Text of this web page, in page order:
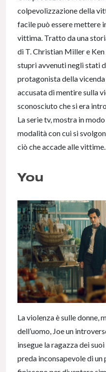
colpevolizzazione della
facile può essere mettere
vittima. Tratto da una
di T. Christian Miller e
stupri avvenuti negli stati
protagonista della vicenda
accusata di mentire sulla
sconosciuto che si era
La serie tv, mostra in
modalità con cui si
ciò che accade alle vittime.
You
La violenza è sulle donne,
dell’uomo, Joe un
insegue la ragazza dei
preda inconsapevole di